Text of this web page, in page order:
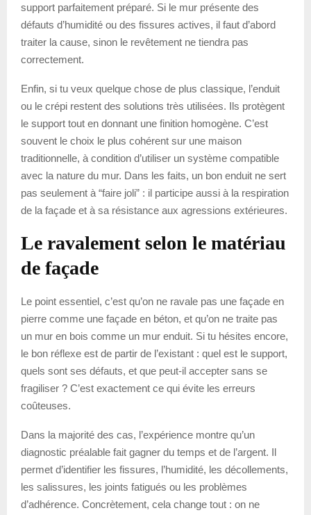
support parfaitement préparé. Si le mur présente des
défauts d’humidité ou des fissures actives, il faut d’abord
traiter la cause, sinon le revêtement ne tiendra pas
correctement.
Enfin, si tu veux quelque chose de plus classique, l’enduit
ou le crépi restent des solutions très utilisées. Ils protègent
le support tout en donnant une finition homogène. C’est
souvent le choix le plus cohérent sur une maison
traditionnelle, à condition d’utiliser un système compatible
avec la nature du mur. Dans les faits, un bon enduit ne sert
pas seulement à “faire joli” : il participe aussi à la respiration
de la façade et à sa résistance aux agressions extérieures.
Le ravalement selon le matériau
de façade
Le point essentiel, c’est qu’on ne ravale pas une façade en
pierre comme une façade en béton, et qu’on ne traite pas
un mur en bois comme un mur enduit. Si tu hésites encore,
le bon réflexe est de partir de l’existant : quel est le support,
quels sont ses défauts, et que peut-il accepter sans se
fragiliser ? C’est exactement ce qui évite les erreurs
coûteuses.
Dans la majorité des cas, l’expérience montre qu’un
diagnostic préalable fait gagner du temps et de l’argent. Il
permet d’identifier les fissures, l’humidité, les décollements,
les salissures, les joints fatigués ou les problèmes
d’adhérence. Concrètement, cela change tout : on ne